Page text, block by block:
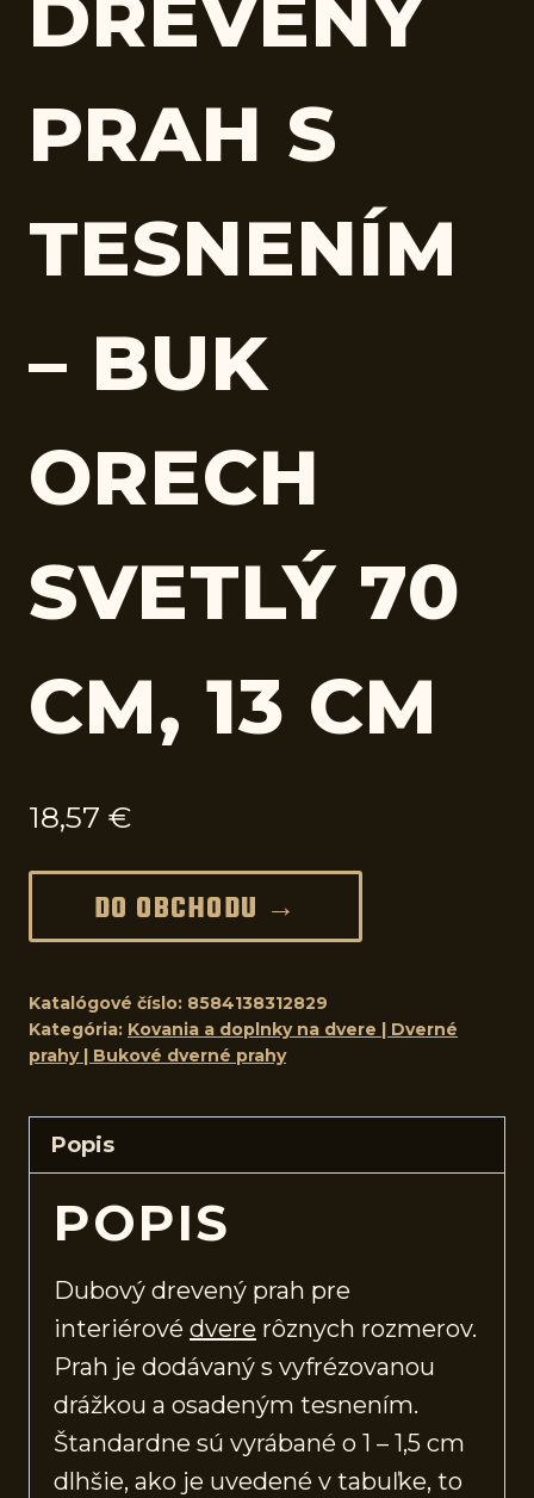
DREVENÝ
PRAH S
TESNENÍM
– BUK
ORECH
SVETLÝ 70
CM, 13 CM
18,57 €
DO OBCHODU →
Katalógové číslo: 8584138312829
Kategória: Kovania a doplnky na dvere | Dverné
prahy | Bukové dverné prahy
Popis
POPIS
Dubový drevený prah pre
interiérové dvere rôznych rozmerov.
Prah je dodávaný s vyfrézovanou
drážkou a osadeným tesnením.
Štandardne sú vyrábané o 1 – 1,5 cm
dlhšie, ako je uvedené v tabuľke, to